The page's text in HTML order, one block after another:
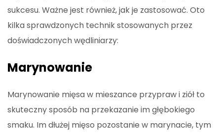
sukcesu. Ważne jest również, jak je zastosować. Oto
kilka sprawdzonych technik stosowanych przez
doświadczonych wędliniarzy:
Marynowanie
Marynowanie mięsa w mieszance przypraw i ziół to
skuteczny sposób na przekazanie im głębokiego
smaku. Im dłużej mięso pozostanie w marynacie, tym